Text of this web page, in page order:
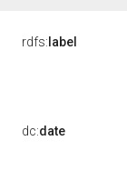
rdfs: label
dc:date